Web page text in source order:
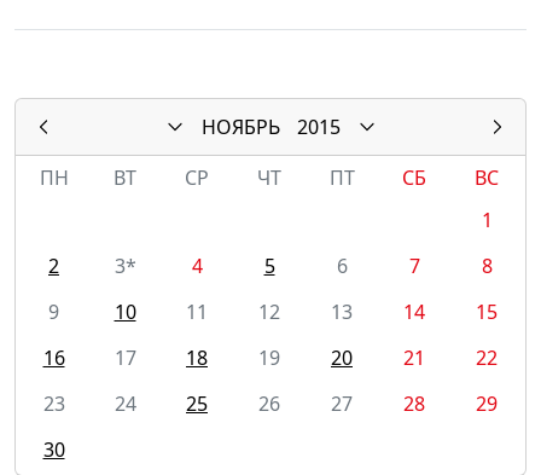
НОЯБРЬ
2015
ПН
ВТ СР ЧТ ПТ СБ
ВС
1
2
3* 4 5 6 7
8
9
10 11 12 13 14
15
16
17 18 19 20 21
22
23
24 25 26 27 28
29
30